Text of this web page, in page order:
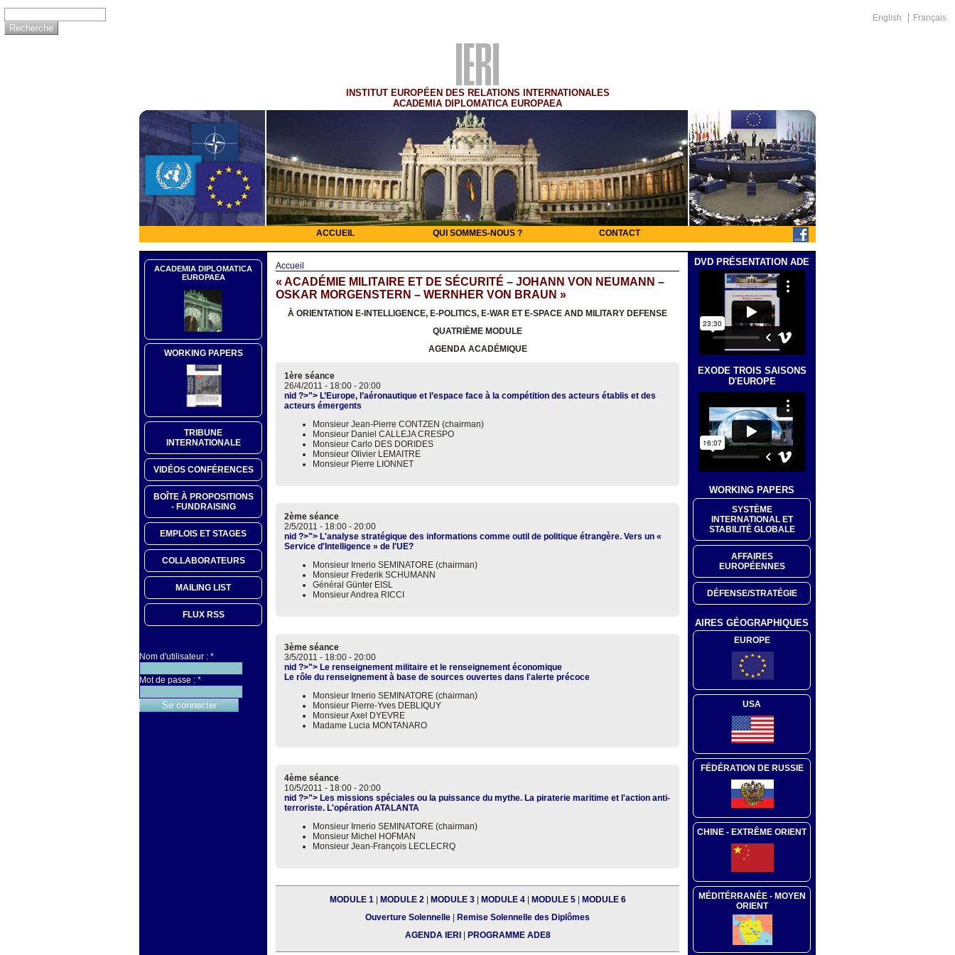
English Français
INSTITUT EUROPÉEN DES RELATIONS INTERNATIONALES
ACADEMIA DIPLOMATICA EUROPAEA
ACCUEIL QUI SOMMES-NOUS ? CONTACT
ACADEMIA DIPLOMATICA
EUROPAEA
WORKING PAPERS
TRIBUNE
INTERNATIONALE
VIDÉOS CONFÉRENCES
BOÎTE À PROPOSITIONS
- FUNDRAISING
EMPLOIS ET STAGES
COLLABORATEURS
MAILING LIST
FLUX RSS
Nom d'utilisateur : *
Mot de passe : *
Accueil
« ACADÉMIE MILITAIRE ET DE SÉCURITÉ – JOHANN VON NEUMANN –
OSKAR MORGENSTERN – WERNHER VON BRAUN »
À ORIENTATION E-INTELLIGENCE, E-POLITICS, E-WAR ET E-SPACE AND MILITARY DEFENSE
QUATRIÈME MODULE
AGENDA ACADÉMIQUE
1ère séance
26/4/2011 - 18:00 - 20:00
nid ?>"> L’Europe, l’aéronautique et l’espace face à la compétition des acteurs établis et des
acteurs émergents
Monsieur Jean-Pierre CONTZEN (chairman)
Monsieur Daniel CALLEJA CRESPO
Monsieur Carlo DES DORIDES
Monsieur Olivier LEMAITRE
Monsieur Pierre LIONNET
2ème séance
2/5/2011 - 18:00 - 20:00
nid ?>"> L'analyse stratégique des informations comme outil de politique étrangère. Vers un «
Service d'Intelligence » de l'UE?
Monsieur Irnerio SEMINATORE (chairman)
Monsieur Frederik SCHUMANN
Général Günter EISL
Monsieur Andrea RICCI
3ème séance
3/5/2011 - 18:00 - 20:00
nid ?>"> Le renseignement militaire et le renseignement économique
Le rôle du renseignement à base de sources ouvertes dans l'alerte précoce
Monsieur Irnerio SEMINATORE (chairman)
Monsieur Pierre-Yves DEBLIQUY
Monsieur Axel DYEVRE
Madame Lucia MONTANARO
4ème séance
10/5/2011 - 18:00 - 20:00
nid ?>"> Les missions spéciales ou la puissance du mythe. La piraterie maritime et l'action anti-
terroriste. L'opération ATALANTA
Monsieur Irnerio SEMINATORE (chairman)
Monsieur Michel HOFMAN
Monsieur Jean-François LECLECRQ
MODULE 1| MODULE 2| MODULE 3| MODULE 4| MODULE 5|
MODULE 6
Ouverture Solennelle | Remise Solennelle des Diplômes
AGENDA IERI| PROGRAMME ADE8
DVD PRÉSENTATION ADE
EXODE TROIS SAISONS
D'EUROPE
WORKING PAPERS
SYSTÈME
INTERNATIONAL ET
STABILITÉ GLOBALE
AFFAIRES
EUROPÉENNES
DÉFENSE/STRATÉGIE
AIRES GÉOGRAPHIQUES
EUROPE
USA
FÉDÉRATION DE RUSSIE
CHINE - EXTRÊME ORIENT
MÉDITÉRRANÉE - MOYEN
ORIENT